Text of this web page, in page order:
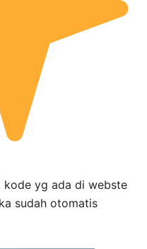
kode yg ada di webste
sudah otomatis